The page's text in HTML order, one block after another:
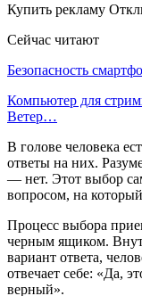
Купить рекламу
Сейчас читают
Безопасность
Компьютер для
Ветер…
В голове человека
ответы на них.
— нет. Этот выбор
вопросом, на
Процесс выбора
черным ящиком.
вариант ответа,
отвечает себе: «Да,
верный».